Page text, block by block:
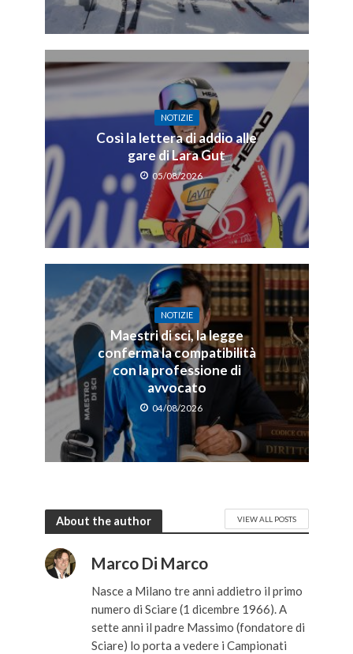
NOTIZIE
Così la lettera di addio alle
gare di Lara Gut
05/08/2026
NOTIZIE
Maestri di sci, la legge
conferma la compatibilità
con la professione di
avvocato
04/08/2026
About the author VIEW ALL POSTS
Marco Di Marco
Nasce a Milano tre anni addietro il primo
numero di Sciare (1 dicembre 1966). A
sette anni il padre Massimo (fondatore di
Sciare) lo porta a vedere i Campionati